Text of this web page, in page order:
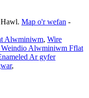
Map o'r wefan -
Alwminiwm, Wire
Alwminiwm Fflat
Ar gyfer
,